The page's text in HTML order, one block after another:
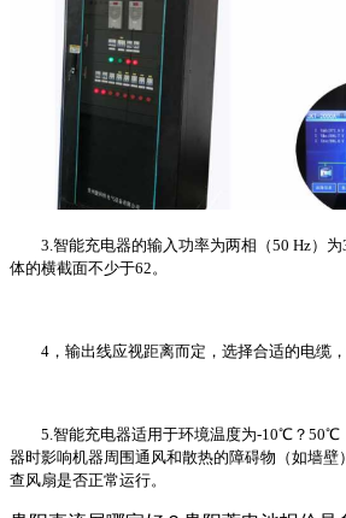
3.智能充电器的输入功率为两相（50 Hz）为
体的横截面不少于62。
4，输出线应视距离而定，选择合适的电缆，
5.智能充电器适用于环境温度为-10℃？50℃
器时影响机器周围通风和散热的障碍物（如墙壁
查风扇是否正常运行。